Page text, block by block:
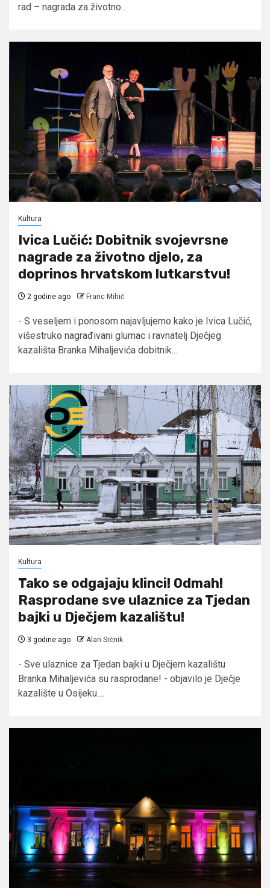
rad – nagrada za životno...
Kultura
Ivica Lučić: Dobitnik svojevrsne
nagrade za životno djelo, za
doprinos hrvatskom lutkarstvu!
2 godine ago Franc Mihić
- S veseljem i ponosom najavljujemo kako je Ivica Lučić,
višestruko nagrađivani glumac i ravnatelj Dječjeg
kazališta Branka Mihaljevića dobitnik...
Kultura
Tako se odgajaju klinci! Odmah!
Rasprodane sve ulaznice za Tjedan
bajki u Dječjem kazalištu!
3 godine ago Alan Srčnik
- Sve ulaznice za Tjedan bajki u Dječjem kazalištu
Branka Mihaljevića su rasprodane! - objavilo je Dječje
kazalište u Osijeku....